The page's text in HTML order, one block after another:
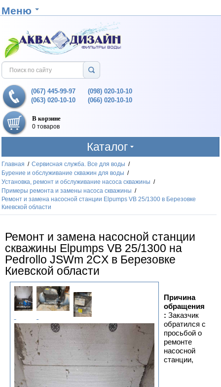
Меню
(067) 445-99-97
(063) 020-10-10
(098) 020-10-10
(066) 020-10-10
В корзине
0 товаров
Каталог
Главная / Сервисная служба. Все для воды /
Бурение и обслуживание скважин для воды /
Установка, ремонт и обслуживание насоса скважины /
Примеры ремонта и замены насоса скважины /
Ремонт и замена насосной станции Elpumps VB 25/1300 в Березовке
Киевской области
Ремонт и замена насосной станции
скважины Elpumps VB 25/1300 на
Pedrollo JSWm 2CX в Березовке
Киевской области
Причина
обращения
: Заказчик
обратился с
просьбой о
ремонте
насосной
станции,